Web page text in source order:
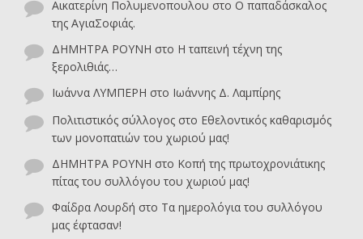
Αικατερίνη Πολυμενοπουλου στο O παπαδάσκαλος
της ΑγιαΣοφιάς.
ΔΗΜΗΤΡΑ ΡΟΥΝΗ στο Η ταπεινή τέχνη της
ξερολιθιάς…
Ιωάννα ΛΥΜΠΕΡΗ στο Ιωάννης Δ. Λαμπίρης
Πολιτιστικός σύλλογος στο Εθελοντικός καθαρισμός
των μονοπατιών του χωριού μας!
ΔΗΜΗΤΡΑ ΡΟΥΝΗ στο Κοπή της πρωτοχρονιάτικης
πίτας του συλλόγου του χωριού μας!
Φαίδρα Λουρδή στο Τα ημερολόγια του συλλόγου
μας έφτασαν!